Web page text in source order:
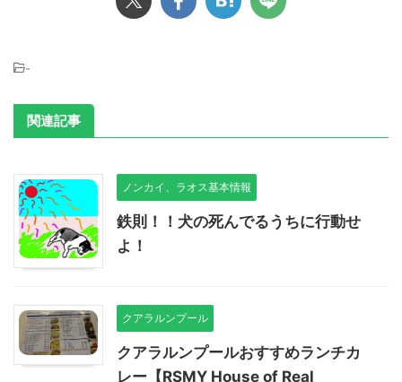
-
関連記事
ノンカイ、ラオス基本情報
鉄則！！犬の死んでるうちに行動せ
よ！
クアラルンプール
クアラルンプールおすすめランチカ
レー【RSMY House of Real